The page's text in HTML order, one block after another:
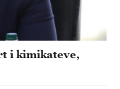
i kimikateve,